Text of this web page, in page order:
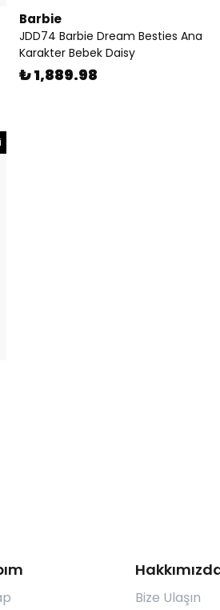
Barbie
JDD74 Barbie Dream Besties Ana
Karakter Bebek Daisy
₺ 1,889.98
Bize Ulaşın